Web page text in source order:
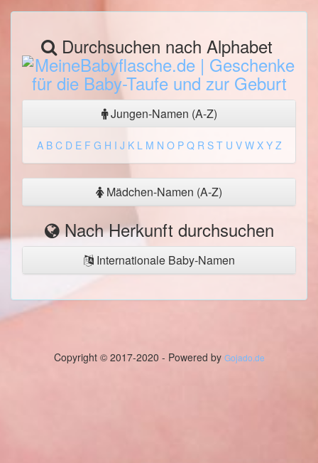
Durchsuchen nach Alphabet
Jungen-Namen (A-Z)
A B C D E F G H I J K L M N O P Q R S T U V W X Y Z
Mädchen-Namen (A-Z)
Nach Herkunft durchsuchen
Internationale Baby-Namen
Copyright © 2017-2020 - Powered by Gojado.de